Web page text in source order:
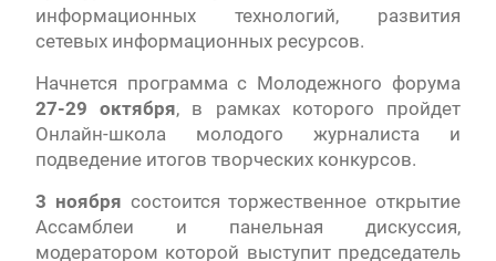
информационных технологий, развития
сетевых информационных ресурсов.
Начнется программа с Молодежного форума
27-29 октября, в рамках которого пройдет
Онлайн-школа молодого журналиста и
подведение итогов творческих конкурсов.
3 ноября состоится торжественное открытие
Ассамблеи и панельная дискуссия,
модератором которой выступит председатель